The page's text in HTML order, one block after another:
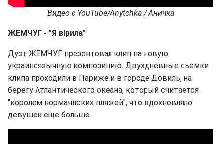
Видео с YouTube/Anytchka/ Аничка
ЖЕМЧУГ - "Я вірила"
Дуэт ЖЕМЧУГ презентовал клип на новую
украиноязычную композицию. Двухдневные сьемки
клипа проходили в Париже и в городе Довиль, на
берегу Атлантического океана, который считается
"королем норманнских пляжей", что вдохновляло
девушек еще больше.